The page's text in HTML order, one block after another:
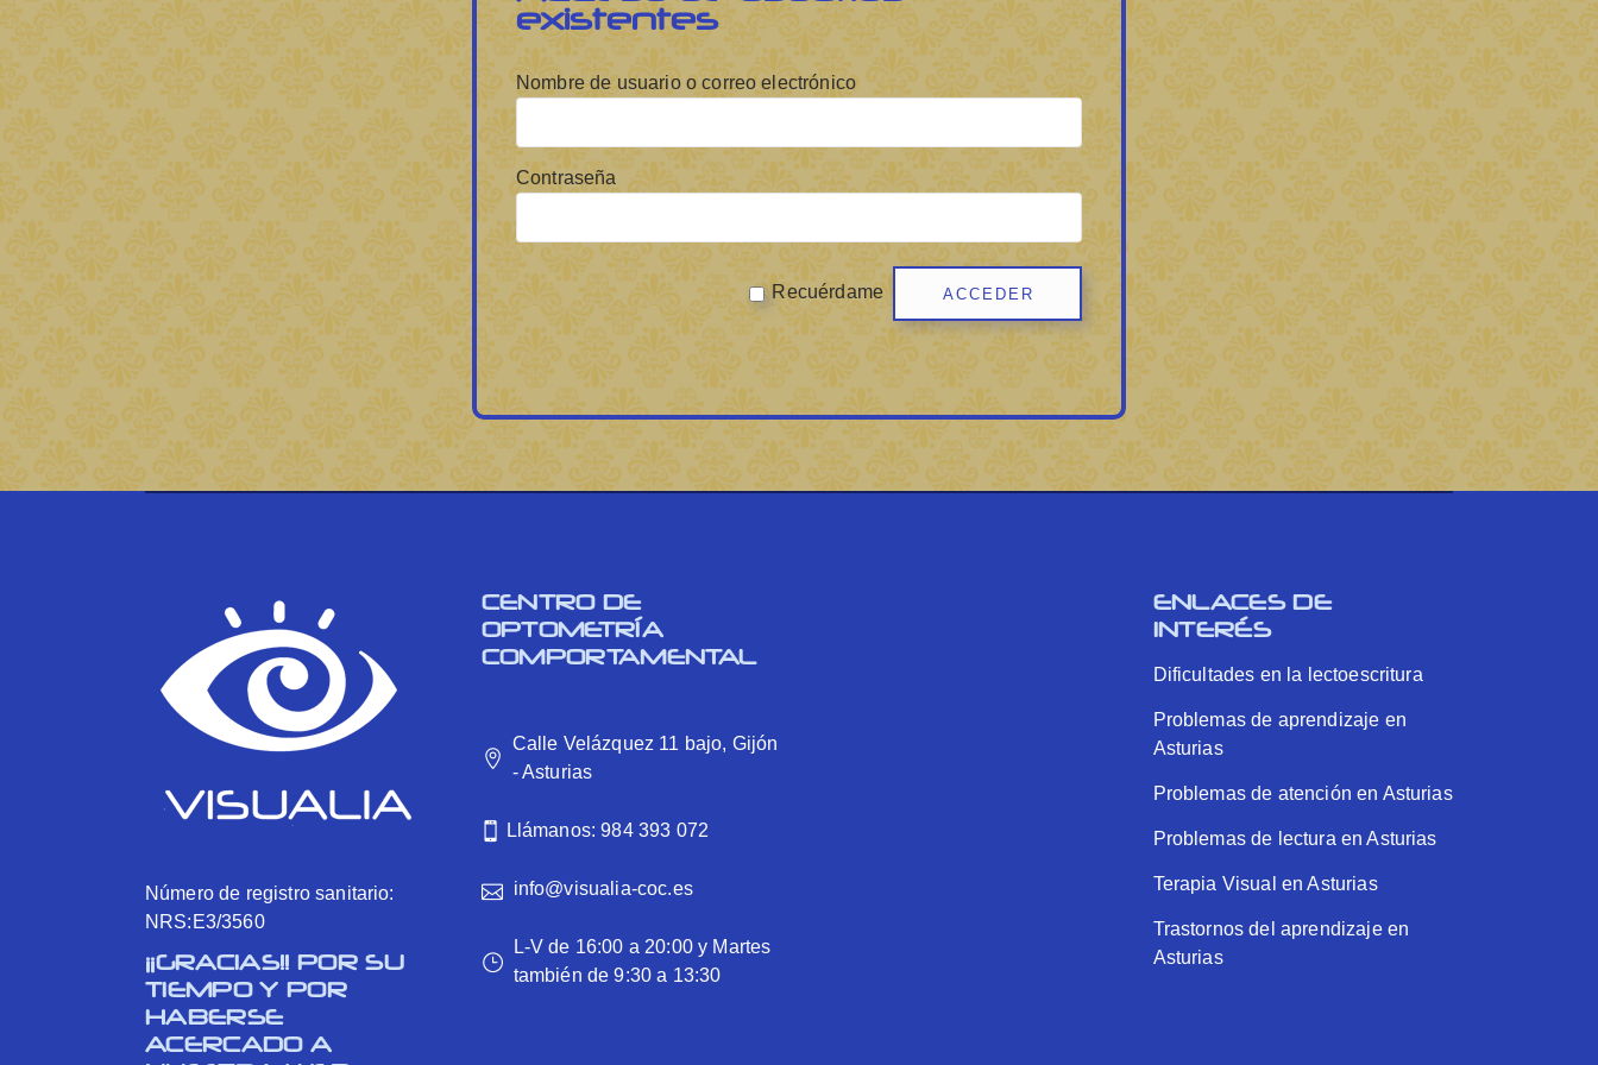
Forbrain
existentes
Nombre de usuario o correo electrónico
Contraseña
Recuérdame
Número de registro sanitario:
NRS:E3/3560
¡¡GRACIAS!! POR SU
TIEMPO Y POR
HABERSE
ACERCADO A
CENTRO DE
OPTOMETRÍA
COMPORTAMENTAL
Calle Velázquez 11 bajo, Gijón
- Asturias
Llámanos: 984 393 072
info@visualia-coc.es
L-V de 16:00 a 20:00 y Martes
también de 9:30 a 13:30
ENLACES DE
INTERÉS
Dificultades en la lectoescritura
Problemas de aprendizaje en
Asturias
Problemas de atención en Asturias
Problemas de lectura en Asturias
Terapia Visual en Asturias
Trastornos del aprendizaje en
Asturias